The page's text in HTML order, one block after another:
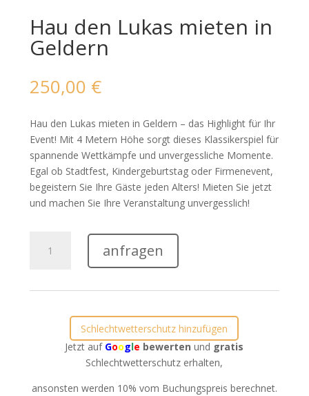
Hau den Lukas mieten in
Geldern
250,00 €
Hau den Lukas mieten in Geldern – das Highlight für Ihr
Event! Mit 4 Metern Höhe sorgt dieses Klassikerspiel für
spannende Wettkämpfe und unvergessliche Momente.
Egal ob Stadtfest, Kindergeburtstag oder Firmenevent,
begeistern Sie Ihre Gäste jeden Alters! Mieten Sie jetzt
und machen Sie Ihre Veranstaltung unvergesslich!
anfragen
Schlechtwetterschutz hinzufügen
Jetzt auf Google bewerten und gratis
Schlechtwetterschutz erhalten,
ansonsten werden 10% vom Buchungspreis berechnet.